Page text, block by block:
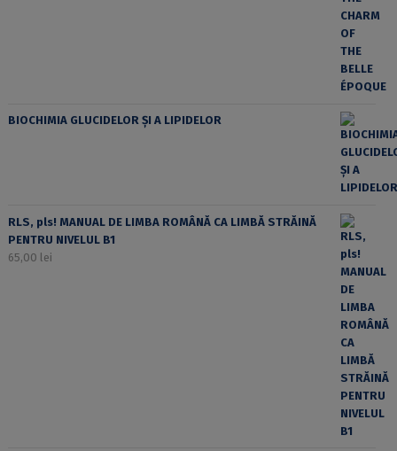
BIOCHIMIA GLUCIDELOR ȘI A LIPIDELOR
RLS, pls! MANUAL DE LIMBA ROMÂNĂ CA LIMBĂ STRĂINĂ
PENTRU NIVELUL B1
65,00 lei